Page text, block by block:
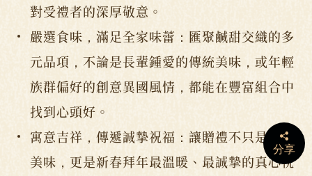
分享
對受禮者的深厚敬意。
嚴選食味，滿足全家味蕾：匯聚鹹甜交織的多
元品項，不論是長輩鍾愛的傳統美味，或年輕
族群偏好的創意異國風情，都能在豐富組合中
找到心頭好。
寓意吉祥，傳遞誠摯祝福：讓贈禮不只是傳遞
美味，更是新春拜年最溫暖、最誠摯的真心祝